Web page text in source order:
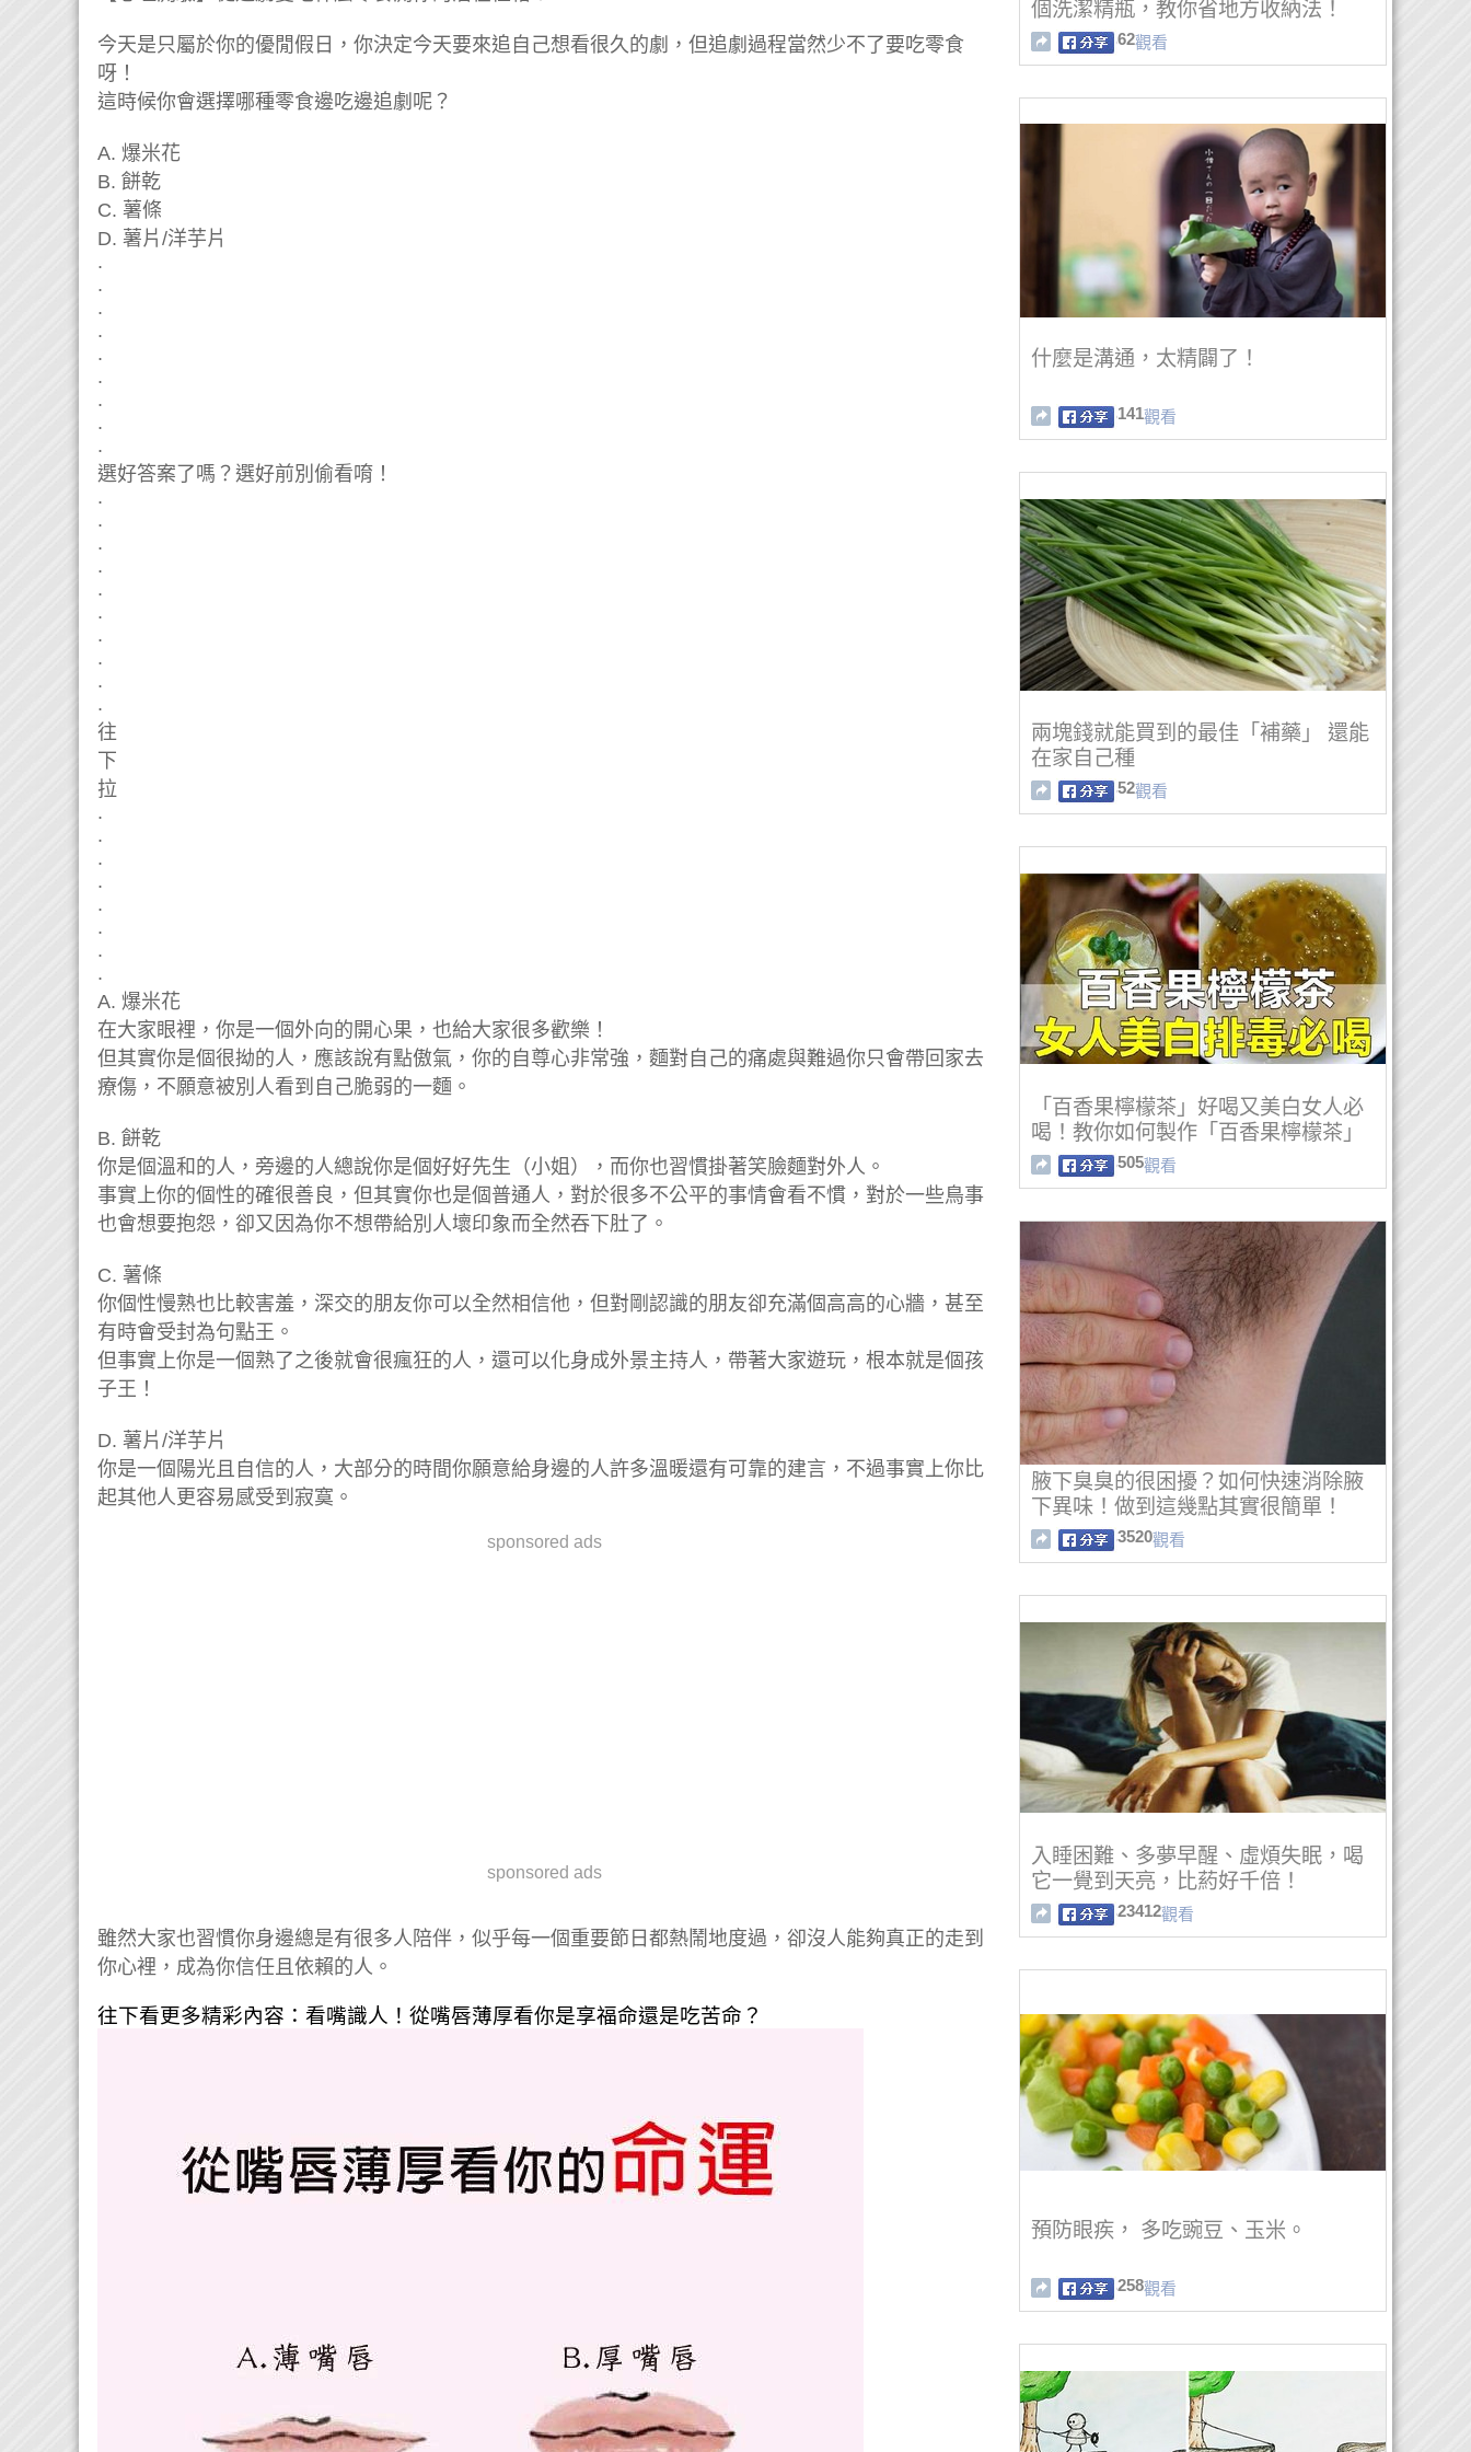
今天是只屬於你的優閒假日，你決定今天要來追自己想看很久的劇，但追劇過程當然少不了要吃零食
呀！
這時候你會選擇哪種零食邊吃邊追劇呢？
A. 爆米花
B. 餅乾
C. 薯條
D. 薯片/洋芋片
.
.
.
.
.
.
.
.
.
選好答案了嗎？選好前別偷看唷！
.
.
.
.
.
.
.
.
.
.
往
下
拉
.
.
.
.
.
.
.
.
A. 爆米花
在大家眼裡，你是一個外向的開心果，也給大家很多歡樂！
但其實你是個很拗的人，應該說有點傲氣，你的自尊心非常強，麵對自己的痛處與難過你只會帶回家去
療傷，不願意被別人看到自己脆弱的一麵。
B. 餅乾
你是個溫和的人，旁邊的人總說你是個好好先生（小姐），而你也習慣掛著笑臉麵對外人。
事實上你的個性的確很善良，但其實你也是個普通人，對於很多不公平的事情會看不慣，對於一些鳥事
也會想要抱怨，卻又因為你不想帶給別人壞印象而全然吞下肚了。
C. 薯條
你個性慢熟也比較害羞，深交的朋友你可以全然相信他，但對剛認識的朋友卻充滿個高高的心牆，甚至
有時會受封為句點王。
但事實上你是一個熟了之後就會很瘋狂的人，還可以化身成外景主持人，帶著大家遊玩，根本就是個孩
子王！
D. 薯片/洋芋片
你是一個陽光且自信的人，大部分的時間你願意給身邊的人許多溫暖還有可靠的建言，不過事實上你比
起其他人更容易感受到寂寞。
sponsored ads
sponsored ads
雖然大家也習慣你身邊總是有很多人陪伴，似乎每一個重要節日都熱鬧地度過，卻沒人能夠真正的走到
你心裡，成為你信任且依賴的人。
往下看更多精彩內容：看嘴識人！從嘴唇薄厚看你是享福命還是吃苦命？
個洗潔精瓶，教你省地方收納法！
62觀看
什麼是溝通，太精闢了！
141觀看
兩塊錢就能買到的最佳「補藥」 還能
在家自己種
52觀看
「百香果檸檬茶」好喝又美白女人必
喝！教你如何製作「百香果檸檬茶」
505觀看
腋下臭臭的很困擾？如何快速消除腋
下異味！做到這幾點其實很簡單！
3520觀看
入睡困難、多夢早醒、虛煩失眠，喝
它一覺到天亮，比葯好千倍！
23412觀看
預防眼疾， 多吃豌豆、玉米。
258觀看